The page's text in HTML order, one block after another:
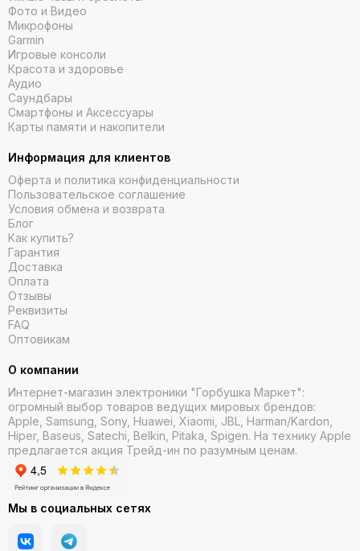
Фото и Видео
Микрофоны
Garmin
Игровые консоли
Красота и здоровье
Аудио
Саундбары
Смартфоны и Аксессуары
Карты памяти и накопители
Информация для клиентов
Оферта и политика конфиденциальности
Пользовательское соглашение
Условия обмена и возврата
Блог
Как купить?
Гарантия
Доставка
Оплата
Отзывы
Реквизиты
FAQ
Оптовикам
О компании
Интернет-магазин электроники "Горбушка Маркет":
огромный выбор товаров ведущих мировых брендов:
Apple, Samsung, Sony, Huawei, Xiaomi, JBL, Harman/Kardon,
Hiper, Baseus, Satechi, Belkin, Pitaka, Spigen. На технику Apple
предлагается акция Трейд-ин по разумным ценам.
Мы в социальных сетях